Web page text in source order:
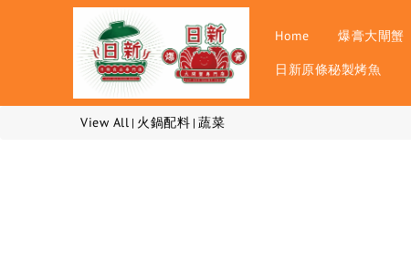
Home 爆膏大閘蟹
日新原條秘製烤魚
View All | 火鍋配料 | 蔬菜